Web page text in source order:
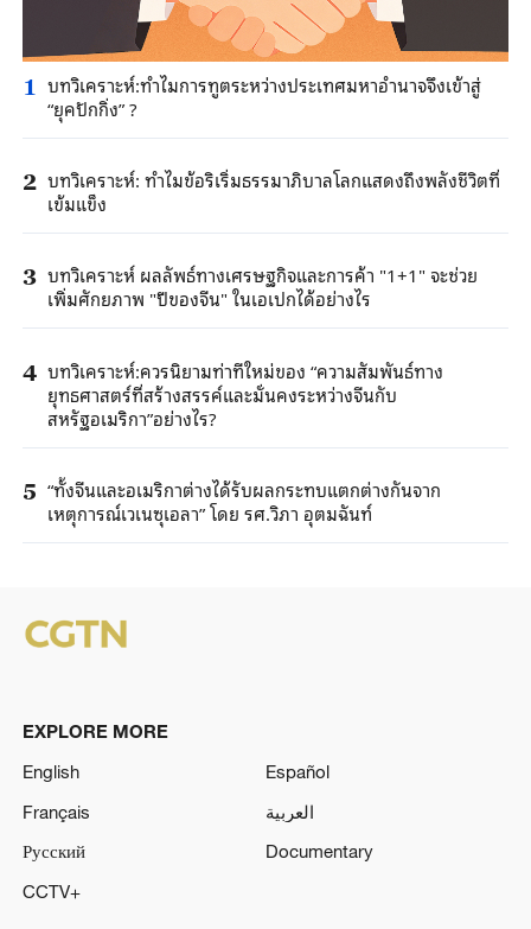
1 บทวิเคราะห์:ทำไมการทูตระหว่างประเทศมหาอำนาจจึงเข้าสู่
“ยุคปักกิ่ง” ?
2 บทวิเคราะห์: ทำไมข้อริเริ่มธรรมาภิบาลโลกแสดงถึงพลังชีวิตที่
เข้มแข็ง
3 บทวิเคราะห์ ผลลัพธ์ทางเศรษฐกิจและการค้า "1+1" จะช่วย
เพิ่มศักยภาพ "ปีของจีน" ในเอเปกได้อย่างไร
4 บทวิเคราะห์:ควรนิยามท่าทีใหม่ของ “ความสัมพันธ์ทาง
ยุทธศาสตร์ที่สร้างสรรค์และมั่นคงระหว่างจีนกับ
สหรัฐอเมริกา”อย่างไร?
5 “ทั้งจีนและอเมริกาต่างได้รับผลกระทบแตกต่างกันจาก
เหตุการณ์เวเนซุเอลา” โดย รศ.วิภา อุตมฉันท์
EXPLORE MORE
English
Español
Français
العربية
Русский
Documentary
CCTV+